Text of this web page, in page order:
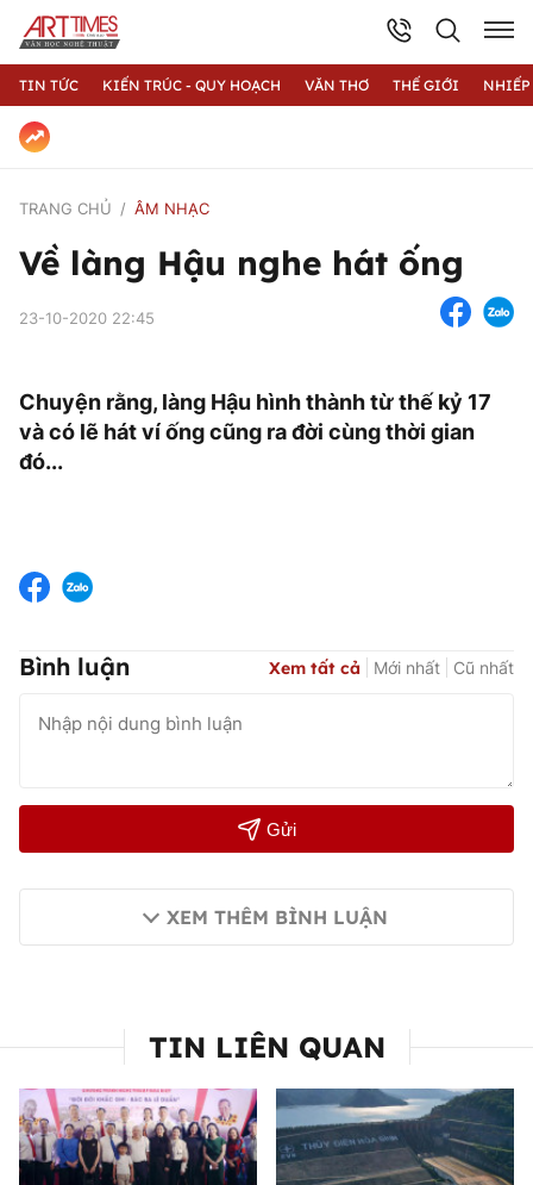
TIN TỨC KIẾN TRÚC - QUY HOẠCH VĂN THƠ THẾ GIỚI
TRANG CHỦ ÂM NHẠC
Về làng Hậu nghe hát ống
23-10-2020 22:45
Chuyện rằng, làng Hậu hình thành từ thế kỷ 17
và có lẽ hát ví ống cũng ra đời cùng thời gian
đó...
Bình luận Xem tất cả Mới nhất Cũ nhất
Gửi
XEM THÊM BÌNH LUẬN
TIN LIÊN QUAN